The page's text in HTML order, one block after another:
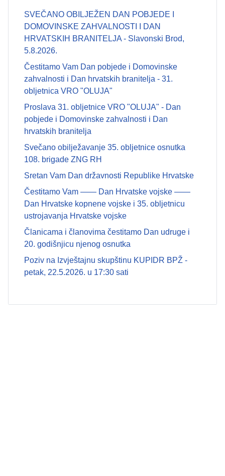
SVEČANO OBILJEŽEN DAN POBJEDE I
DOMOVINSKE ZAHVALNOSTI I DAN
HRVATSKIH BRANITELJA - Slavonski Brod,
5.8.2026.
Čestitamo Vam Dan pobjede i Domovinske
zahvalnosti i Dan hrvatskih branitelja - 31.
obljetnica VRO "OLUJA"
Proslava 31. obljetnice VRO "OLUJA" - Dan
pobjede i Domovinske zahvalnosti i Dan
hrvatskih branitelja
Svečano obilježavanje 35. obljetnice osnutka
108. brigade ZNG RH
Sretan Vam Dan državnosti Republike Hrvatske
Čestitamo Vam —— Dan Hrvatske vojske ——
Dan Hrvatske kopnene vojske i 35. obljetnicu
ustrojavanja Hrvatske vojske
Članicama i članovima čestitamo Dan udruge i
20. godišnjicu njenog osnutka
Poziv na Izvještajnu skupštinu KUPIDR BPŽ -
petak, 22.5.2026. u 17:30 sati